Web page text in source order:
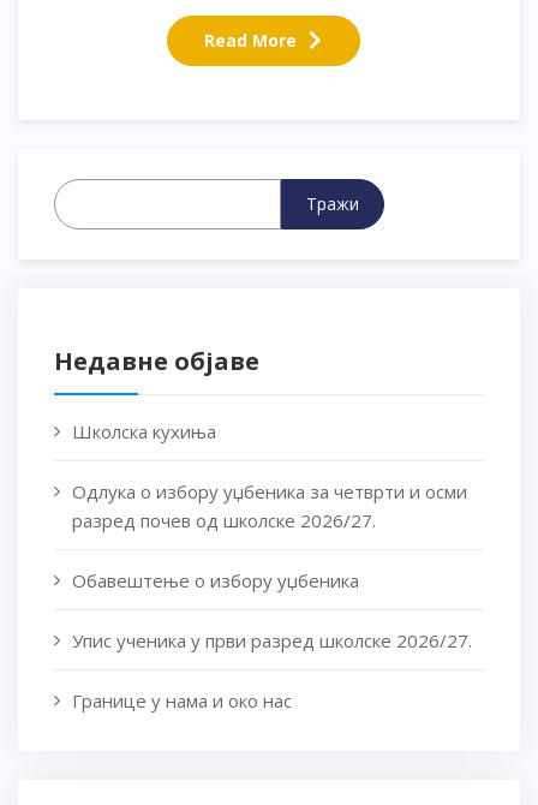
Read More
Тражи
Недавне објаве
Школска кухиња
Одлука о избору уџбеника за четврти и осми
разред почев од школске 2026/27.
Обавештење о избору уџбеника
Упис ученика у први разред школске 2026/27.
Границе у нама и око нас